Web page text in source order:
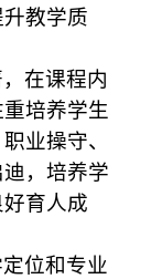
教学质
在课程内
培养学生
业操守、
，培养学
育人成
位和专业